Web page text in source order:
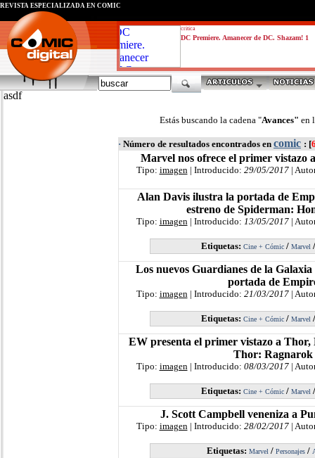
critica
DC Premiere. Amanecer de DC. Shazam! 1
REVISTA ESPECIALIZADA EN CÓMIC
asdf
Estás buscando la cadena "Avances" en
· Número de resultados encontrados en comic : [
Marvel nos ofrece el primer vistazo
Tipo: imagen| Introducido: 29/05/2017|
Alan Davis ilustra la portada de
estreno de Spiderman:
Tipo: imagen| Introducido: 13/05/2017|
Etiquetas: Cine + Cómic/ Marvel
Los nuevos Guardianes de la Galaxia
portada de
Tipo: imagen| Introducido: 21/03/2017|
Etiquetas: Cine + Cómic/ Marvel
EW presenta el primer vistazo a
Thor: Ragnarok
Tipo: imagen| Introducido: 08/03/2017|
Etiquetas: Cine + Cómic/ Marvel
J. Scott Campbell veneniza a
Tipo: imagen| Introducido: 28/02/2017|
Etiquetas: Marvel/ Personajes/